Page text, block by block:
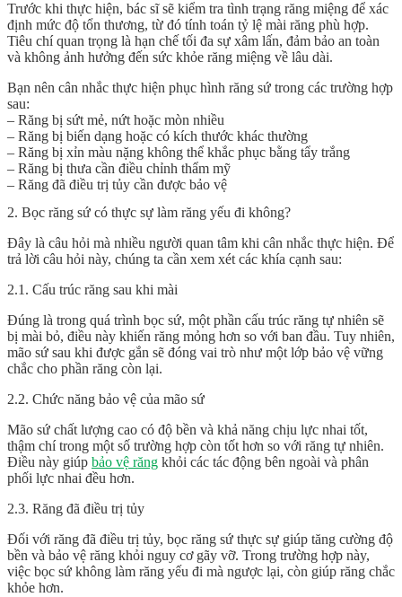
Trước khi thực hiện, bác sĩ sẽ kiểm tra tình trạng răng miệng để xác
định mức độ tổn thương, từ đó tính toán tỷ lệ mài răng phù hợp.
Tiêu chí quan trọng là hạn chế tối đa sự xâm lấn, đảm bảo an toàn
và không ảnh hưởng đến sức khỏe răng miệng về lâu dài.
Bạn nên cân nhắc thực hiện phục hình răng sứ trong các trường hợp
sau:
– Răng bị sứt mẻ, nứt hoặc mòn nhiều
– Răng bị biến dạng hoặc có kích thước khác thường
– Răng bị xỉn màu nặng không thể khắc phục bằng tẩy trắng
– Răng bị thưa cần điều chỉnh thẩm mỹ
– Răng đã điều trị tủy cần được bảo vệ
2. Bọc răng sứ có thực sự làm răng yếu đi không?
Đây là câu hỏi mà nhiều người quan tâm khi cân nhắc thực hiện. Để
trả lời câu hỏi này, chúng ta cần xem xét các khía cạnh sau:
2.1. Cấu trúc răng sau khi mài
Đúng là trong quá trình bọc sứ, một phần cấu trúc răng tự nhiên sẽ
bị mài bỏ, điều này khiến răng mỏng hơn so với ban đầu. Tuy nhiên,
mão sứ sau khi được gắn sẽ đóng vai trò như một lớp bảo vệ vững
chắc cho phần răng còn lại.
2.2. Chức năng bảo vệ của mão sứ
Mão sứ chất lượng cao có độ bền và khả năng chịu lực nhai tốt,
thậm chí trong một số trường hợp còn tốt hơn so với răng tự nhiên.
Điều này giúp bảo vệ răng khỏi các tác động bên ngoài và phân
phối lực nhai đều hơn.
2.3. Răng đã điều trị tủy
Đối với răng đã điều trị tủy, bọc răng sứ thực sự giúp tăng cường độ
bền và bảo vệ răng khỏi nguy cơ gãy vỡ. Trong trường hợp này,
việc bọc sứ không làm răng yếu đi mà ngược lại, còn giúp răng chắc
khỏe hơn.